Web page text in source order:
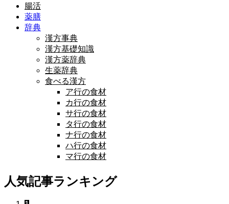
腸活
薬膳
辞典
漢方事典
漢方基礎知識
漢方薬辞典
生薬辞典
食べる漢方
ア行の食材
カ行の食材
サ行の食材
タ行の食材
ナ行の食材
ハ行の食材
マ行の食材
人気記事ランキング